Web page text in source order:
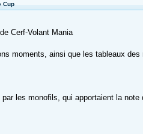
Cup
Cerf-Volant Mania
moments, ainsi que les tableaux
les monofils, qui apportaient la